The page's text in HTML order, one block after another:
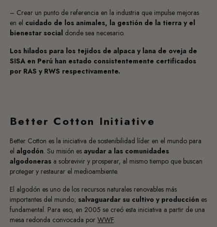
– Crear un punto de referencia en la industria que impulse mejoras
en el cuidado de los animales, la gestión de la tierra y el
bienestar social donde sea necesario.
Los hilados para los tejidos de alpaca y lana de oveja de
SISA en Perú han estado consistentemente certificados
por RAS y RWS respectivamente.
Better Cotton Initiative
Better Cotton es la iniciativa de sostenibilidad líder en el mundo para
el algodón. Su misión es ayudar a las comunidades
algodoneras a sobrevivir y prosperar, al mismo tiempo que buscan
proteger y restaurar el medioambiente.
El algodón es uno de los recursos naturales renovables más
importantes del mundo; salvaguardar su cultivo y producción es
fundamental. Para eso, en 2005 se creó esta iniciativa a partir de una
mesa redonda convocada por WWF.